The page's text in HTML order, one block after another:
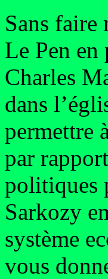
Sans faire
Le Pen
Charles
dans
permettre
par
politiques
Sarkozy
système
vous